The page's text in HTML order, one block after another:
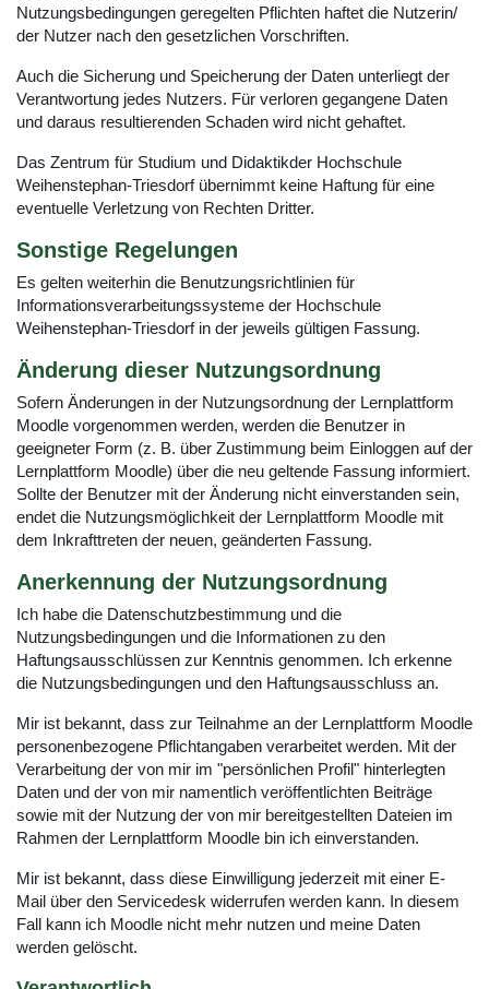
Nutzungsbedingungen geregelten Pflichten haftet die Nutzerin/
der Nutzer nach den gesetzlichen Vorschriften.
Auch die Sicherung und Speicherung der Daten unterliegt der
Verantwortung jedes Nutzers. Für verloren gegangene Daten
und daraus resultierenden Schaden wird nicht gehaftet.
Das Zentrum für Studium und Didaktikder Hochschule
Weihenstephan-Triesdorf übernimmt keine Haftung für eine
eventuelle Verletzung von Rechten Dritter.
Sonstige Regelungen
Es gelten weiterhin die Benutzungsrichtlinien für
Informationsverarbeitungssysteme der Hochschule
Weihenstephan-Triesdorf in der jeweils gültigen Fassung.
Änderung dieser Nutzungsordnung
Sofern Änderungen in der Nutzungsordnung der Lernplattform
Moodle vorgenommen werden, werden die Benutzer in
geeigneter Form (z. B. über Zustimmung beim Einloggen auf der
Lernplattform Moodle) über die neu geltende Fassung informiert.
Sollte der Benutzer mit der Änderung nicht einverstanden sein,
endet die Nutzungsmöglichkeit der Lernplattform Moodle mit
dem Inkrafttreten der neuen, geänderten Fassung.
Anerkennung der Nutzungsordnung
Ich habe die Datenschutzbestimmung und die
Nutzungsbedingungen und die Informationen zu den
Haftungsausschlüssen zur Kenntnis genommen. Ich erkenne
die Nutzungsbedingungen und den Haftungsausschluss an.
Mir ist bekannt, dass zur Teilnahme an der Lernplattform Moodle
personenbezogene Pflichtangaben verarbeitet werden. Mit der
Verarbeitung der von mir im "persönlichen Profil" hinterlegten
Daten und der von mir namentlich veröffentlichten Beiträge
sowie mit der Nutzung der von mir bereitgestellten Dateien im
Rahmen der Lernplattform Moodle bin ich einverstanden.
Mir ist bekannt, dass diese Einwilligung jederzeit mit einer E-
Mail über den Servicedesk widerrufen werden kann. In diesem
Fall kann ich Moodle nicht mehr nutzen und meine Daten
werden gelöscht.